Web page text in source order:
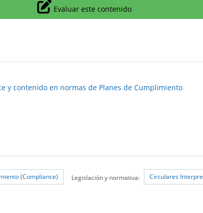
Icono
Evaluar este contenido
y contenido en normas de Planes de Cumplimiento
(Compliance) Legislación y normativa: Circulares